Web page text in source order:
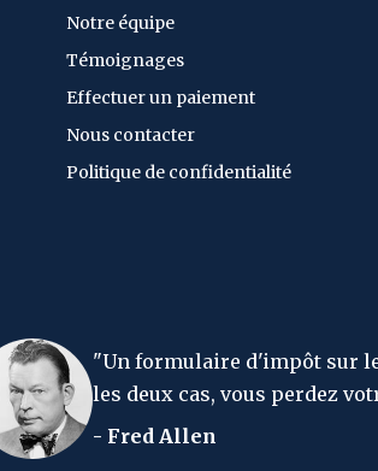
Notre équipe
Témoignages
Effectuer un paiement
Nous contacter
Politique de confidentialité
sur le revenu est comme une liste
votre chemise.